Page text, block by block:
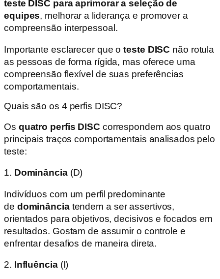
teste DISC para aprimorar a seleção de
equipes, melhorar a liderança e promover a
compreensão interpessoal.
Importante esclarecer que oteste DISC não rotula
as pessoas de forma rígida, mas oferece uma
compreensão flexível de suas preferências
comportamentais.
Quais são os 4 perfis DISC?
Os quatro perfis DISC correspondem aos quatro
principais traços comportamentais analisados pelo
teste:
1. Dominância (D)
Indivíduos com um perfil predominante
de dominância tendem a ser assertivos,
orientados para objetivos, decisivos e focados em
resultados. Gostam de assumir o controle e
enfrentar desafios de maneira direta.
2. Influência(I)